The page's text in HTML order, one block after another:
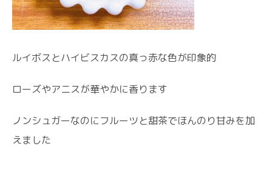
ルイボスとハイビスカスの真っ赤な色が印象的
ローズやアニスが華やかに香ります
ノンシュガーなのにフルーツと甜茶でほんのり甘みを加
えました